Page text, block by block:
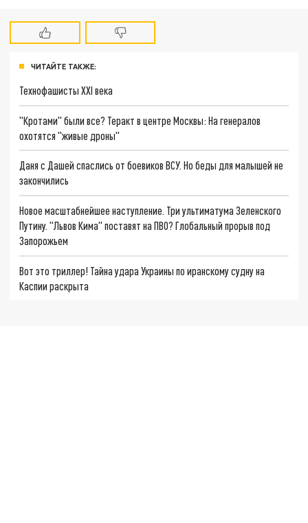
ЧИТАЙТЕ ТАКЖЕ:
Технофашисты XXI века
"Кротами" были все? Теракт в центре Москвы: На генералов
охотятся "живые дроны"
Даня с Дашей спаслись от боевиков ВСУ. Но беды для малышей не
закончились
Новое масштабнейшее наступление. Три ультиматума Зеленского
Путину. "Львов Кима" поставят на ПВО? Глобальный прорыв под
Запорожьем
Вот это триллер! Тайна удара Украины по иранскому судну на
Каспии раскрыта